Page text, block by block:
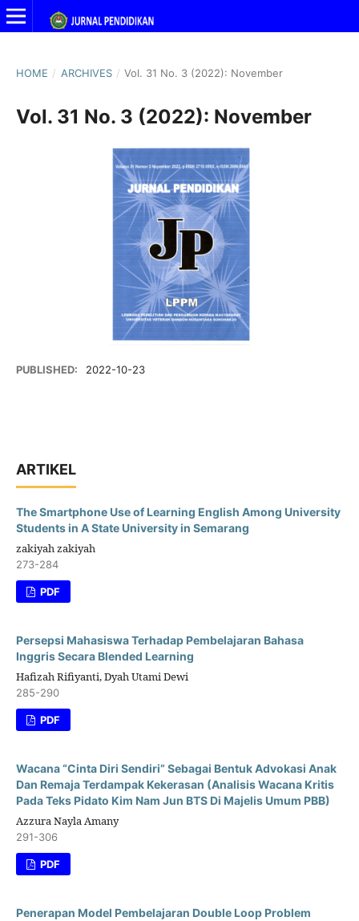
HOME / ARCHIVES / Vol. 31 No. 3 (2022): November
Vol. 31 No. 3 (2022): November
PUBLISHED: 2022-10-23
ARTIKEL
The Smartphone Use of Learning English Among University
Students in A State University in Semarang
zakiyah zakiyah
273-284
PDF
Persepsi Mahasiswa Terhadap Pembelajaran Bahasa
Inggris Secara Blended Learning
Hafizah Rifiyanti, Dyah Utami Dewi
285-290
PDF
Wacana “Cinta Diri Sendiri” Sebagai Bentuk Advokasi Anak
Dan Remaja Terdampak Kekerasan (Analisis Wacana Kritis
Pada Teks Pidato Kim Nam Jun BTS Di Majelis Umum PBB)
Azzura Nayla Amany
291-306
PDF
Penerapan Model Pembelajaran Double Loop Problem